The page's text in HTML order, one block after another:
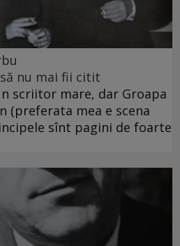
nu mai fii citit
scriitor mare, dar Groapa
(preferata mea e scena
sînt pagini de foarte